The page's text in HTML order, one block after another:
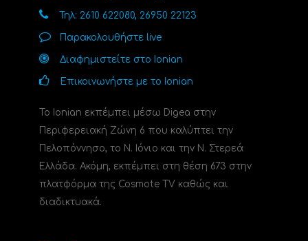
Τηλ: 2610 622080, 26950 22123
Παρακολουθήστε live
Διαφημιστείτε στο Ionian
Επικοινωνήστε με το Ionian
Το Ionian εκπέμπει μέσω Digea στην
Περιφερειακή Ζώνη 6 που καλύπτει την
Πελοπόννησο, το N. Ιόνιο και την Ν. Στερεά
Ελλάδα. Ακόμη, εκπέμπει στη θέση 673 στην
πλατφόρμα της Cosmote TV καθώς και
διαδικτυακά.